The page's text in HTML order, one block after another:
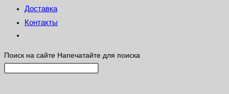
Доставка
Контакты
Поиск на сайте Напечатайте для поиска